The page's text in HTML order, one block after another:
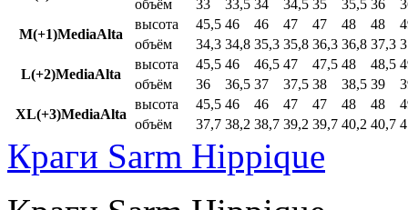
объём
33 33,5 34 34,5 35 35,5 36
M(+1)MediaAlta
высота 45,5 46 46 47 47 48 48
объём
34,3 34,8 35,3 35,8 36,3 36,8 37,3
L(+2)MediaAlta
высота 45,5 46 46,5 47 47,5 48 48,5
объём
36 36,5 37 37,5 38 38,5 39
XL(+3)MediaAlta
высота 45,5 46 46 47 47 48 48
объём
37,7 38,2 38,7 39,2 39,7 40,2 40,7
Краги Sarm Hippique